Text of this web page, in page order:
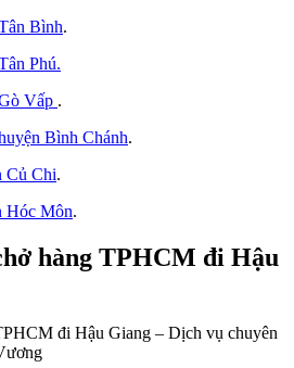
Bình.
Phú.
Vấp .
Bình Chánh.
Củ Chi.
Hóc Môn.
hàng TPHCM đi Hậu
đi Hậu Giang – Dịch vụ chuyên